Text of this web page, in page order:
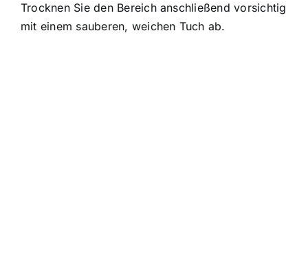
Trocknen Sie den Bereich anschließend vorsichtig
mit einem sauberen, weichen Tuch ab.